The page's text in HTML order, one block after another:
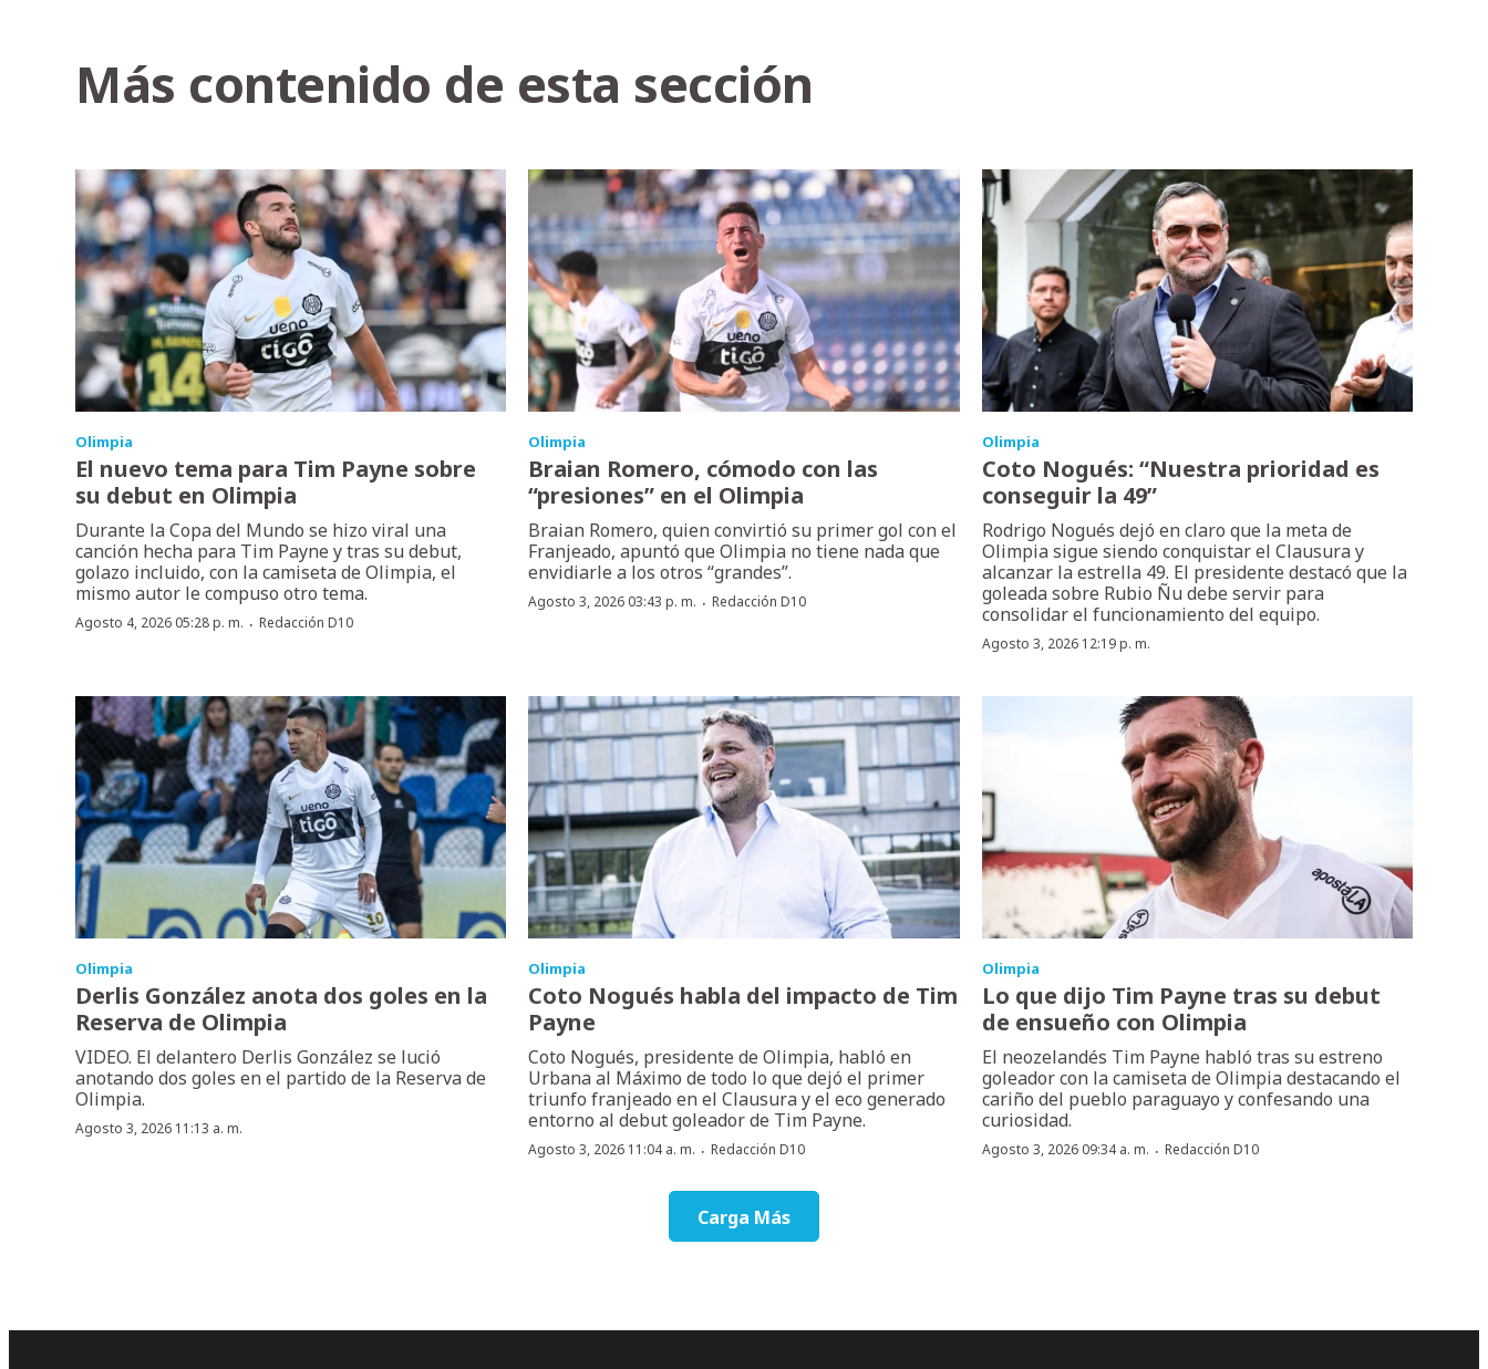
Más contenido de esta sección
Olimpia
El nuevo tema para Tim Payne sobre
su debut en Olimpia
Durante la Copa del Mundo se hizo viral una
canción hecha para Tim Payne y tras su debut,
golazo incluido, con la camiseta de Olimpia, el
mismo autor le compuso otro tema.
Agosto 4, 2026 05:28 p. m. · Redacción D10
Olimpia
Braian Romero, cómodo con las
“presiones” en el Olimpia
Braian Romero, quien convirtió su primer gol con el
Franjeado, apuntó que Olimpia no tiene nada que
envidiarle a los otros “grandes”.
Agosto 3, 2026 03:43 p. m. ·Redacción D10
Olimpia
Coto Nogués: “Nuestra prioridad es
conseguir la 49”
Rodrigo Nogués dejó en claro que la meta de
Olimpia sigue siendo conquistar el Clausura y
alcanzar la estrella 49. El presidente destacó que la
goleada sobre Rubio Ñu debe servir para
consolidar el funcionamiento del equipo.
Agosto 3, 2026 12:19 p. m.
Olimpia
Derlis González anota dos goles en la
Reserva de Olimpia
VIDEO. El delantero Derlis González se lució
anotando dos goles en el partido de la Reserva de
Olimpia.
Agosto 3, 2026 11:13 a. m.
Olimpia
Coto Nogués habla del impacto de Tim
Payne
Coto Nogués, presidente de Olimpia, habló en
Urbana al Máximo de todo lo que dejó el primer
triunfo franjeado en el Clausura y el eco generado
entorno al debut goleador de Tim Payne.
Agosto 3, 2026 11:04 a. m. ·Redacción D10
Olimpia
Lo que dijo Tim Payne tras su debut
de ensueño con Olimpia
El neozelandés Tim Payne habló tras su estreno
goleador con la camiseta de Olimpia destacando el
cariño del pueblo paraguayo y confesando una
curiosidad.
Agosto 3, 2026 09:34 a. m. · Redacción D10
Carga Más